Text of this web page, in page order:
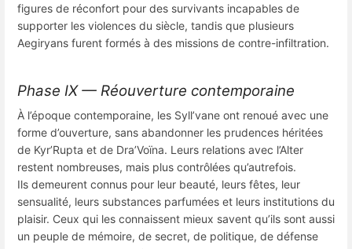
figures de réconfort pour des survivants incapables de
supporter les violences du siècle, tandis que plusieurs
Aegiryans furent formés à des missions de contre-infiltration.
Phase IX — Réouverture contemporaine
À l’époque contemporaine, les Syll’vane ont renoué avec une
forme d’ouverture, sans abandonner les prudences héritées
de Kyr’Rupta et de Dra’Voïna. Leurs relations avec l’Alter
restent nombreuses, mais plus contrôlées qu’autrefois.
Ils demeurent connus pour leur beauté, leurs fêtes, leur
sensualité, leurs substances parfumées et leurs institutions du
plaisir. Ceux qui les connaissent mieux savent qu’ils sont aussi
un peuple de mémoire, de secret, de politique, de défense